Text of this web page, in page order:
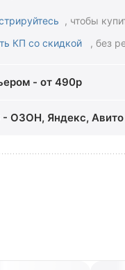
, чтобы
КП со скидкой
, без
- от 490р
- ОЗОН, Яндекс, Авито